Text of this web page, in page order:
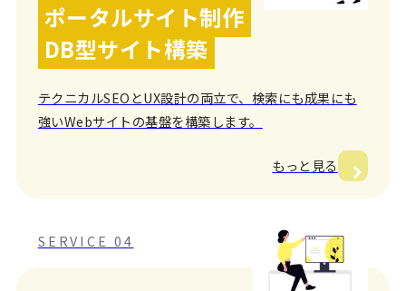
ポータルサイト制作
DB型サイト構築
テクニカルSEOとUX設計の両立で、検索にも成果にも
強いWebサイトの基盤を構築します。
もっと見る
SERVICE 04